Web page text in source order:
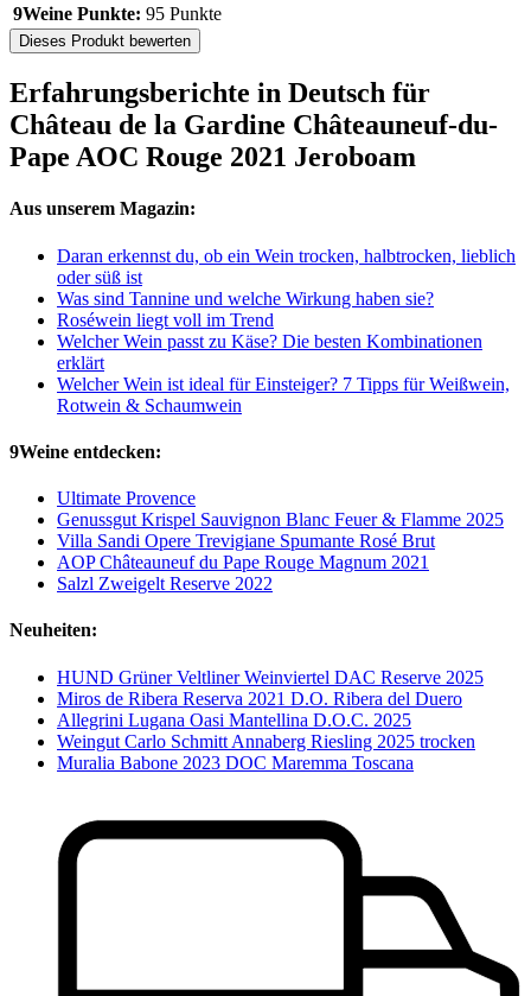
9Weine Punkte: 95 Punkte
Dieses Produkt bewerten
Erfahrungsberichte in Deutsch für
Château de la Gardine Châteauneuf-du-
Pape AOC Rouge 2021 Jeroboam
Aus unserem Magazin:
Daran erkennst du, ob ein Wein trocken, halbtrocken, lieblich
oder süß ist
Was sind Tannine und welche Wirkung haben sie?
Roséwein liegt voll im Trend
Welcher Wein passt zu Käse? Die besten Kombinationen
erklärt
Welcher Wein ist ideal für Einsteiger? 7 Tipps für Weißwein,
Rotwein & Schaumwein
9Weine entdecken:
Ultimate Provence
Genussgut Krispel Sauvignon Blanc Feuer & Flamme 2025
Villa Sandi Opere Trevigiane Spumante Rosé Brut
AOP Châteauneuf du Pape Rouge Magnum 2021
Salzl Zweigelt Reserve 2022
Neuheiten:
HUND Grüner Veltliner Weinviertel DAC Reserve 2025
Miros de Ribera Reserva 2021 D.O. Ribera del Duero
Allegrini Lugana Oasi Mantellina D.O.C. 2025
Weingut Carlo Schmitt Annaberg Riesling 2025 trocken
Muralia Babone 2023 DOC Maremma Toscana